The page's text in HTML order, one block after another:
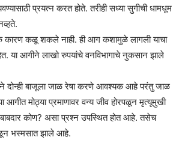
प्रयत्न करत होते. तरीही सध्या सुगीची धामधूम
कळू शकले नाही. ही आग कशामुळे लागली याचा
या आगीने लाखो रुपयांचे वनविभागाचे नुकसान झाले
दोन्ही बाजूला जाळ रेषा करणे आवश्यक आहे परंतु जाळ
आगीत मोठ्या प्रमाणावर वन्य जीव होरपळून मृत्यूमुखी
कोण? असा प्रश्न उपस्थित होत आहे. तसेच
भस्मसात झाले आहे.